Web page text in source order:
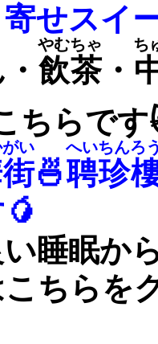
せスイ
飲茶
やむちゃ
・
ち
ちらです
い
🍜聘珍
へいちんろ
睡眠か
ちらを